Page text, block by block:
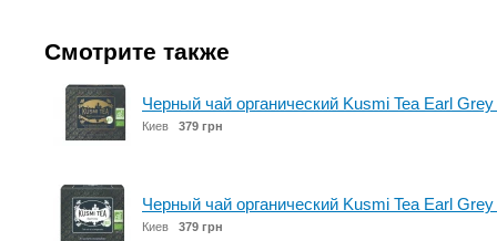
Смотрите также
Черный чай органический Kusmi Tea Earl
Киев 379 грн
Черный чай органический Kusmi Tea Earl
Киев 379 грн